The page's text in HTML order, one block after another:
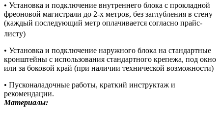
• Установка и подключение внутреннего блока с прокладной
фреоновой магистрали до 2-х метров, без заглубления в стену
(каждый последующий метр оплачивается согласно прайс-
листу)
• Установка и подключение наружного блока на стандартные
кронштейны с использования стандартного крепежа, под окно
или за боковой край (при наличии технической возможности)
• Пусконаладочные работы, краткий инструктаж и
рекомендации.
Материалы: